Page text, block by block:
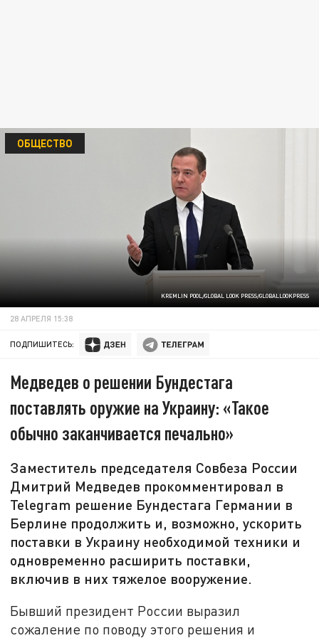
KREMLIN POOL/GLOBAL LOOK PRESS/GLOBALLOOKPRESS
ОБЩЕСТВО
28 АПРЕЛЯ 15:38
ПОДПИШИТЕСЬ:
Медведев о решении Бундестага
поставлять оружие на Украину: «Такое
обычно заканчивается печально»
Заместитель председателя Совбеза России
Дмитрий Медведев прокомментировал в
Telegram решение Бундестага Германии в
Берлине продолжить и, возможно, ускорить
поставки в Украину необходимой техники и
одновременно расширить поставки,
включив в них тяжелое вооружение.
Бывший президент России выразил
сожаление по поводу этого решения и